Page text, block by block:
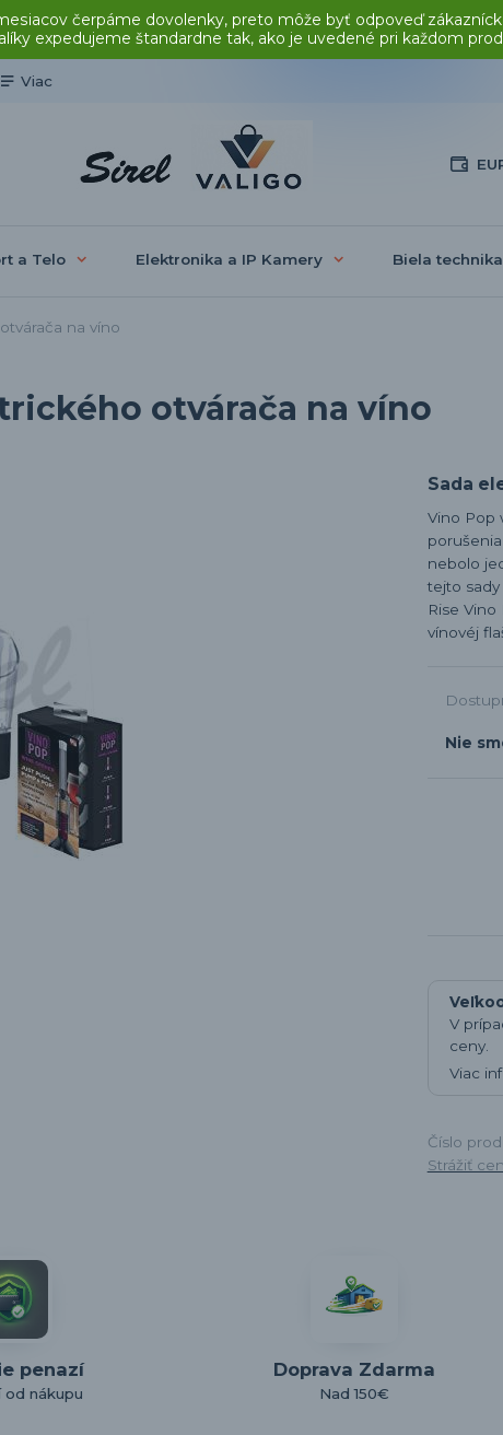
čerpáme dovolenky, preto môže byť odpoveď
expedujeme štandardne tak, ako je uvedené pri každom
Viac
a Telo Elektronika a IP Kamery Biela technika
na víno
otvárača na víno
Sada
Vino Pop
nebolo
tejto sady
Rise
vínovéj
Nie
V
ceny.
Viac
Číslo
Strážiť
penazí
od nákupu
Doprava Zdarma
Nad 150€